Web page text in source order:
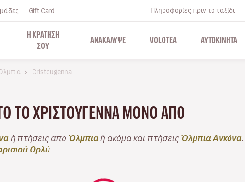
Gift Card Πληροφορίες πριν το ταξίδι
Η ΚΡΑΤΗΣΗ
ΣΟΥ
ΑΝΑΚΑΛΥΨΕ VOLOTEA ΑΥΤΟΚΊΝΗΤΑ
Cristougenna
ΤΟ ΧΡΙΣΤΟΎΓΕΝΝΑ ΜΌΝΟ ΑΠΌ
ή πτήσεις από Όλμπια ή ακόμα και πτήσεις Όλμπια Ανκόνα
Ορλύ